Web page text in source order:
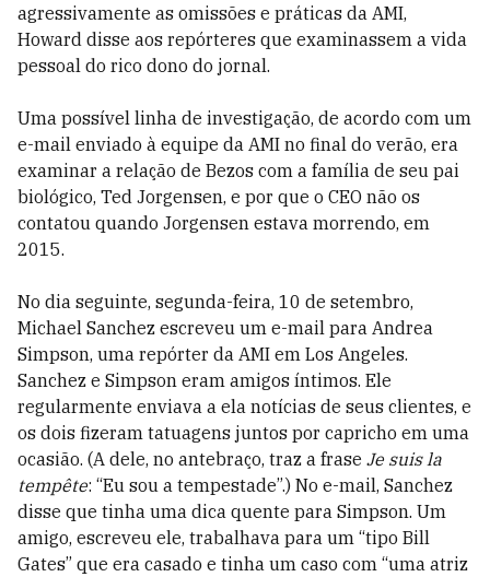
agressivamente as omissões e práticas da AMI,
Howard disse aos repórteres que examinassem a vida
pessoal do rico dono do jornal.
Uma possível linha de investigação, de acordo com um
e-mail enviado à equipe da AMI no final do verão, era
examinar a relação de Bezos com a família de seu pai
biológico, Ted Jorgensen, e por que o CEO não os
contatou quando Jorgensen estava morrendo, em
2015.
No dia seguinte, segunda-feira, 10 de setembro,
Michael Sanchez escreveu um e-mail para Andrea
Simpson, uma repórter da AMI em Los Angeles.
Sanchez e Simpson eram amigos íntimos. Ele
regularmente enviava a ela notícias de seus clientes, e
os dois fizeram tatuagens juntos por capricho em uma
ocasião. (A dele, no antebraço, traz a frase Je suis la
tempête: “Eu sou a tempestade”.) No e-mail, Sanchez
disse que tinha uma dica quente para Simpson. Um
amigo, escreveu ele, trabalhava para um “tipo Bill
Gates” que era casado e tinha um caso com “uma atriz